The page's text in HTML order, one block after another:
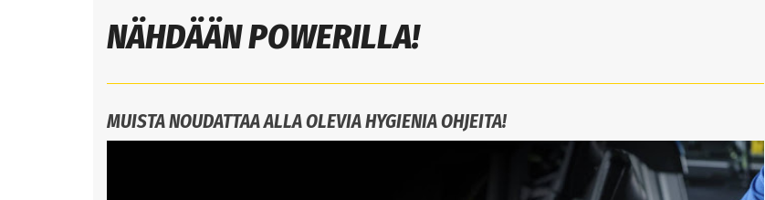
NÄHDÄÄN POWERILLA!
MUISTA NOUDATTAA ALLA OLEVIA HYGIENIA OHJEITA!